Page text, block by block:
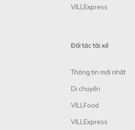
VILLExpress
Đối tác tài xế
Thông tin mới nhất
Di chuyển
VILLFood
VILLExpress